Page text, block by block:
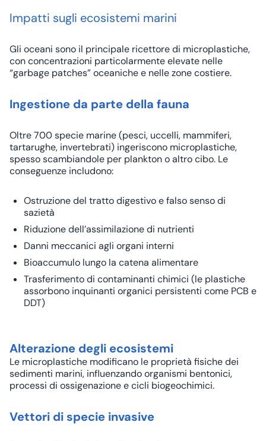
Impatti sugli ecosistemi marini
Gli oceani sono il principale ricettore di microplastiche,
con concentrazioni particolarmente elevate nelle
“garbage patches” oceaniche e nelle zone costiere.
Ingestione da parte della fauna
Oltre 700 specie marine (pesci, uccelli, mammiferi,
tartarughe, invertebrati) ingeriscono microplastiche,
spesso scambiandole per plankton o altro cibo. Le
conseguenze includono:
Ostruzione del tratto digestivo e falso senso di
sazietà
Riduzione dell’assimilazione di nutrienti
Danni meccanici agli organi interni
Bioaccumulo lungo la catena alimentare
Trasferimento di contaminanti chimici (le plastiche
assorbono inquinanti organici persistenti come PCB e
DDT)
Alterazione degli ecosistemi
Le microplastiche modificano le proprietà fisiche dei
sedimenti marini, influenzando organismi bentonici,
processi di ossigenazione e cicli biogeochimici.
Vettori di specie invasive